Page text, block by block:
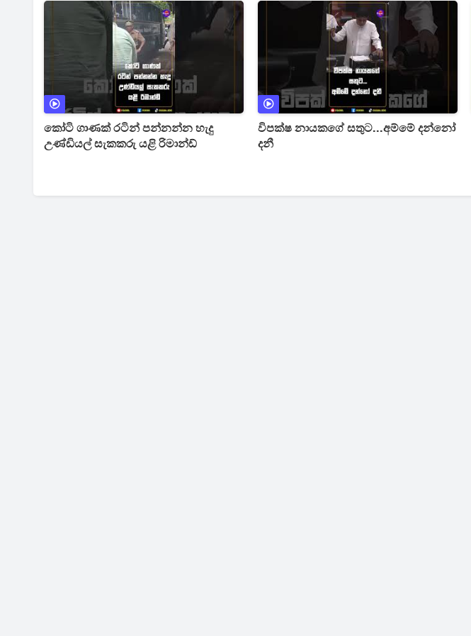
කෝටි ගාණක් රටින් පන්නන්න හැදු
උණ්ඩියල් සැකකරු යළි රිමාන්ඩ්
විපක්ෂ නායකගේ සතුට...අම්මේ දන්නෝ
දනී